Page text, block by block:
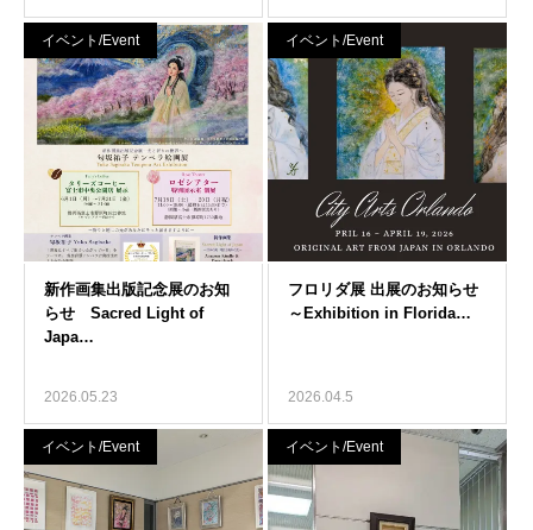
イベント/Event
2026.05.23
イベント/Event
2026.04.5
イベント/Event イベント/Event